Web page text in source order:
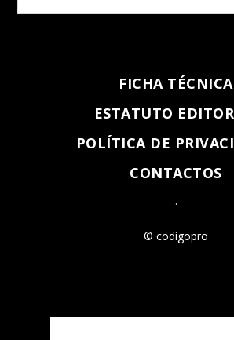
FICHA TÉCNICA
ESTATUTO
POLÍTICA DE
CONTACTOS
.
© codigopro